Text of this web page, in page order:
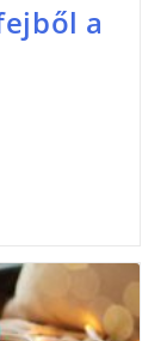
a